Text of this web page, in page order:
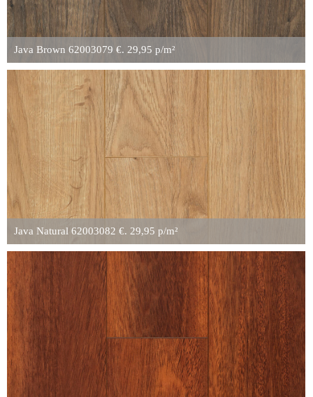
Java Brown 62003079 €. 29,95 p/m²
Java Natural 62003082 €. 29,95 p/m²